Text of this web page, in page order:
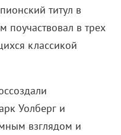
титул в
поучаствовал в трех
классикой
Уолберг и
взглядом и